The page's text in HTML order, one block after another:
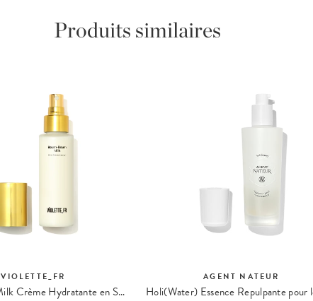
Produits similaires
VIOLETTE_FR
Boum-Boum Milk Crème Hydratante en Spray
AGENT NATEUR